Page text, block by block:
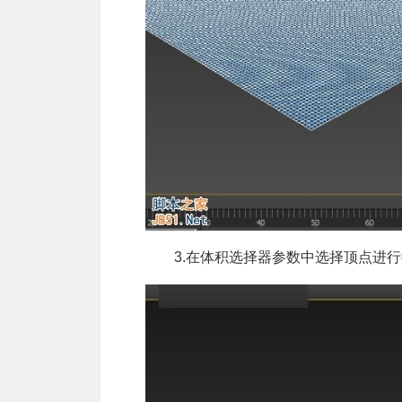
3.在体积选择器参数中选择顶点进